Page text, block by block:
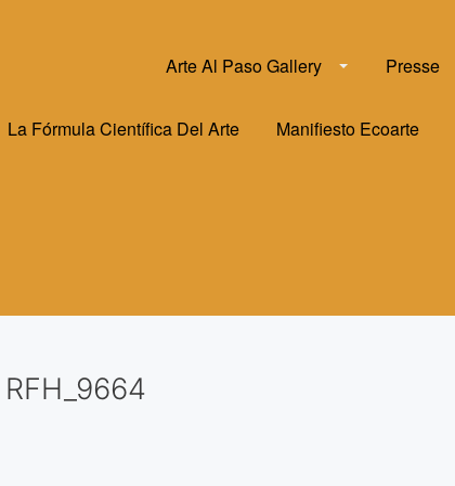
Arte Al Paso Gallery Presse
La Fórmula Científica Del Arte Manifiesto Ecoarte
RFH_9664